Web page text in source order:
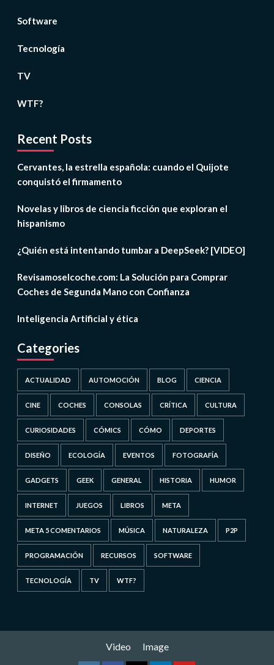
Software
Tecnología
TV
WTF?
Recent Posts
Cervantes, la estrella española: cuando el Quijote
conquistó el firmamento
Novelas y libros de ciencia ficción que exploran el
hispanismo
¿Quién está intentando tumbar a DeepSeek? [VIDEO]
Revisamoselcoche.com: La Solución para Comprar
Coches de Segunda Mano con Confianza
Inteligencia Artificial y ética
Categories
ACTUALIDAD AUTOMOCIÓN BLOG CIENCIA
CINE COCHES CONSOLAS CRÍTICA CULTURA
CURIOSIDADES CÓMICS CÓMO DEPORTES
DISEÑO ECOLOGÍA EVENTOS FOTOGRAFÍA
GADGETS GEEK GENERAL HISTORIA HUMOR
INTERNET JUEGOS LIBROS META
META 5 COMENTARIOS MÚSICA NATURALEZA P2P
PROGRAMACIÓN RECURSOS SOFTWARE
TECNOLOGÍA TV WTF?
Video Image